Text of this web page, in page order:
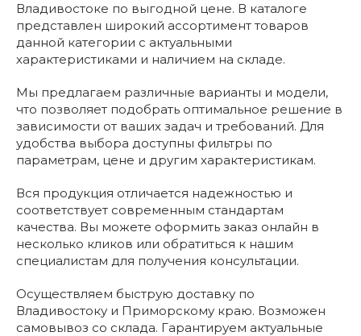
Владивостоке по выгодной цене. В каталоге
представлен широкий ассортимент товаров
данной категории с актуальными
характеристиками и наличием на складе.
Мы предлагаем различные варианты и модели,
что позволяет подобрать оптимальное решение в
зависимости от ваших задач и требований. Для
удобства выбора доступны фильтры по
параметрам, цене и другим характеристикам.
Вся продукция отличается надежностью и
соответствует современным стандартам
качества. Вы можете оформить заказ онлайн в
несколько кликов или обратиться к нашим
специалистам для получения консультации.
Осуществляем быструю доставку по
Владивостоку и Приморскому краю. Возможен
самовывоз со склада. Гарантируем актуальные